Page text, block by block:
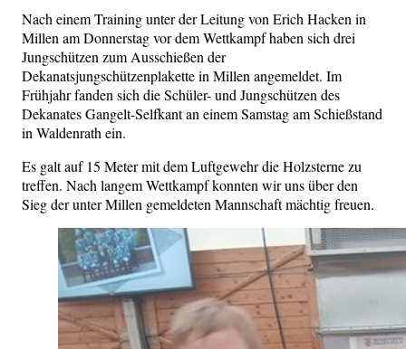
Nach einem Training unter der Leitung von Erich Hacken in
Millen am Donnerstag vor dem Wettkampf haben sich drei
Jungschützen zum Ausschießen der
Dekanatsjungschützenplakette in Millen angemeldet. Im
Frühjahr fanden sich die Schüler- und Jungschützen des
Dekanates Gangelt-Selfkant an einem Samstag am Schießstand
in Waldenrath ein.
Es galt auf 15 Meter mit dem Luftgewehr die Holzsterne zu
treffen. Nach langem Wettkampf konnten wir uns über den
Sieg der unter Millen gemeldeten Mannschaft mächtig freuen.